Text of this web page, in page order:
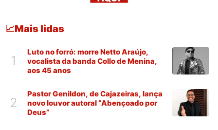
📈Mais lidas
1
Luto no forró: morre Netto Araújo,
vocalista da banda Collo de Menina,
aos 45 anos
2
Pastor Genildon, de Cajazeiras, lança
novo louvor autoral “Abençoado por
Deus”